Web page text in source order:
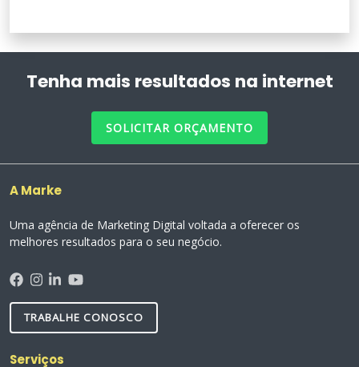
Tenha mais resultados na internet
SOLICITAR ORÇAMENTO
A Marke
Uma agência de Marketing Digital voltada a oferecer os
melhores resultados para o seu negócio.
TRABALHE CONOSCO
Serviços